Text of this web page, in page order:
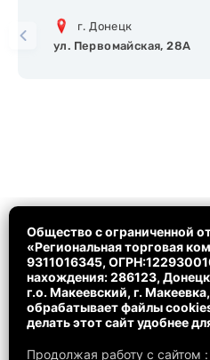
Общество с ограниченной
«Региональная торговая
9311016345,
нахождения: 286123,
г.о. Макеевский, г.
обрабатывает файлы
делать этот сайт удобнее
Продолжая работу с
г. Донецк
ул. Первомайская, 28А